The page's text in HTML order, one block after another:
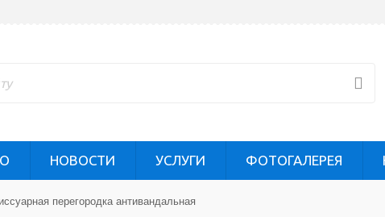
НОВОСТИ УСЛУГИ ФОТОГАЛЕРЕЯ
перегородка антивандальная